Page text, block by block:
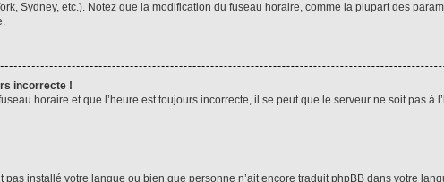
Sydney, etc.). Notez que la modification du fuseau horaire, comme la plupart des
incorrecte !
horaire et que l’heure est toujours incorrecte, il se peut que le serveur ne soit pas à
pas installé votre langue ou bien que personne n’ait encore traduit phpBB dans votre